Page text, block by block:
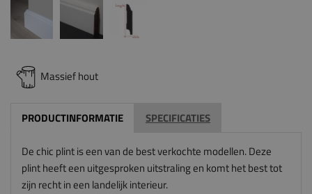
Massief hout
PRODUCTINFORMATIE SPECIFICATIES
De chic plint is een van de best verkochte modellen. Deze
plint heeft een uitgesproken uitstraling en komt het best tot
zijn recht in een landelijk interieur.